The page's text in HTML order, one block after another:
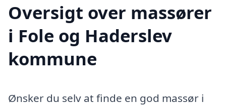
Oversigt over massører
i Fole og Haderslev
kommune
Ønsker du selv at finde en god massør i